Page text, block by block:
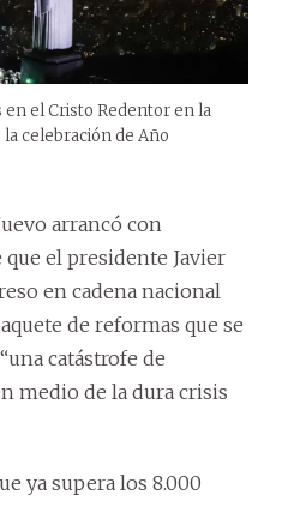
el Cristo Redentor en la
la celebración de Año
arrancó con
el presidente Javier
en cadena nacional
de reformas que se
catástrofe de
medio de la dura crisis
ya supera los 8.000